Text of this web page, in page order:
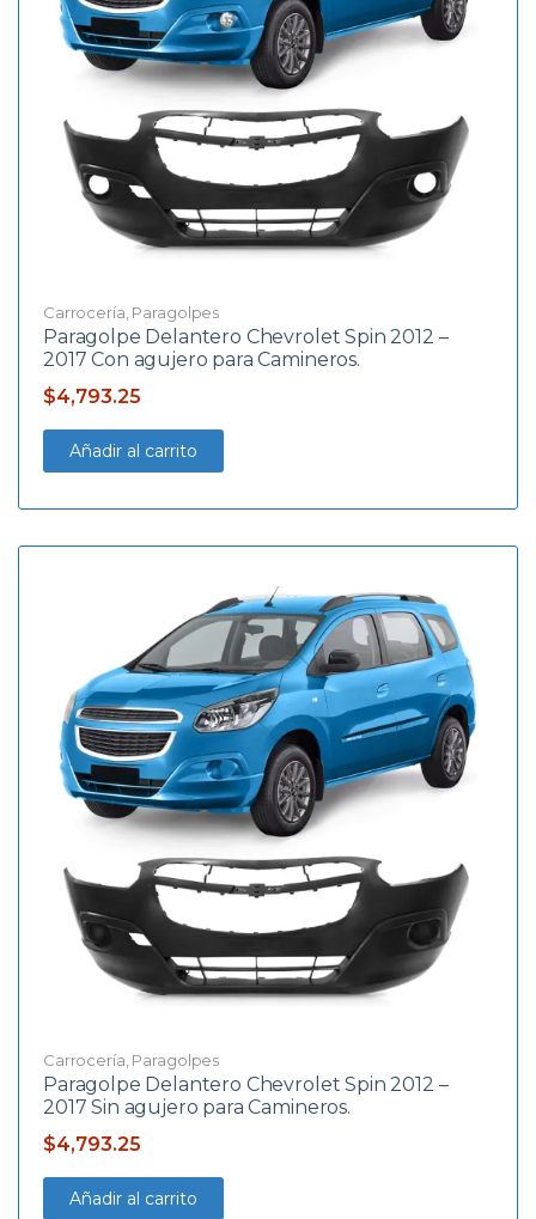
Carrocería Paragolpes
Paragolpe Delantero Chevrolet Spin 2012 –
2017 Con agujero para Camineros.
$4,793.25
Añadir al carrito
Carrocería Paragolpes
Paragolpe Delantero Chevrolet Spin 2012 –
2017 Sin agujero para Camineros.
$4,793.25
Añadir al carrito